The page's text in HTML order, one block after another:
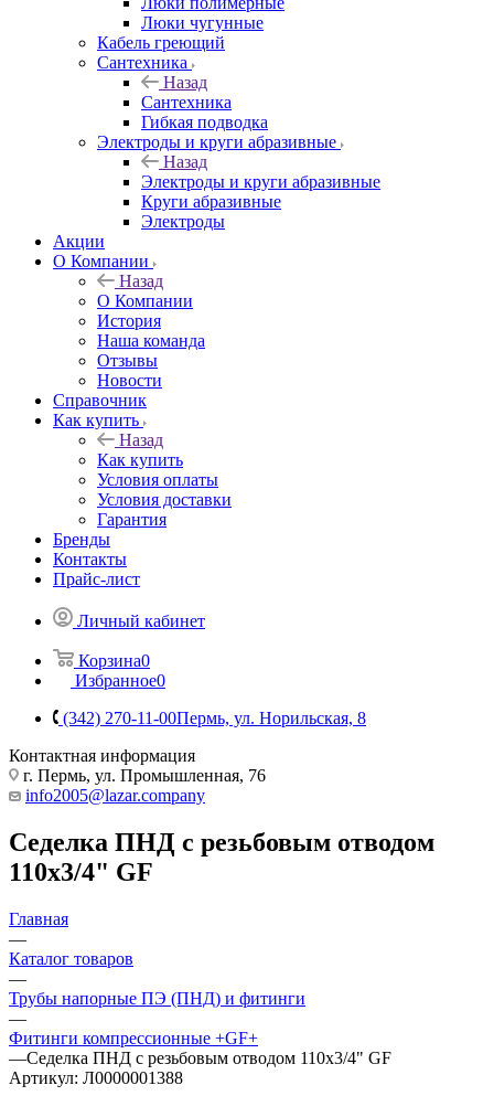
Люки чугунные
Кабель греющий
Сантехника
Назад
Сантехника
Гибкая подводка
Электроды и круги абразивные
Назад
Электроды и круги абразивные
Круги абразивные
Электроды
Акции
О Компании
Назад
О Компании
История
Наша команда
Отзывы
Новости
Справочник
Как купить
Назад
Как купить
Условия оплаты
Условия доставки
Гарантия
Бренды
Контакты
Прайс-лист
Личный кабинет
Корзина0
Избранное0
(342) 270-11-00Пермь, ул. Норильская, 8
Контактная информация
г. Пермь, ул. Промышленная, 76
info2005@lazar.company
Седелка ПНД с резьбовым отводом
110х3/4" GF
Главная
—
Каталог товаров
—
Трубы напорные ПЭ (ПНД) и фитинги
—
Фитинги компрессионные +GF+
—Седелка ПНД с резьбовым отводом 110х3/4" GF
Артикул: Л0000001388